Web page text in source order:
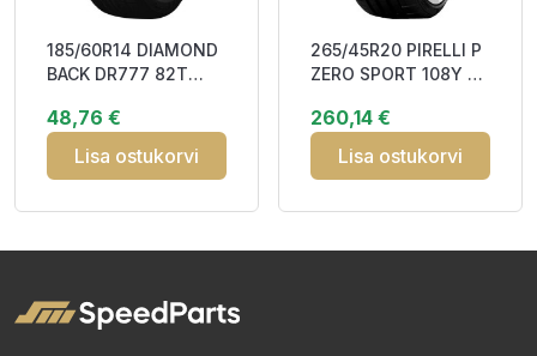
185/60R14 DIAMOND
BACK DR777 82T
3PMSF M+S
48,76 €
Lisa ostukorvi
265/45R20 PIRELLI P
ZERO SPORT 108Y XL
260,14 €
Lisa ostukorvi